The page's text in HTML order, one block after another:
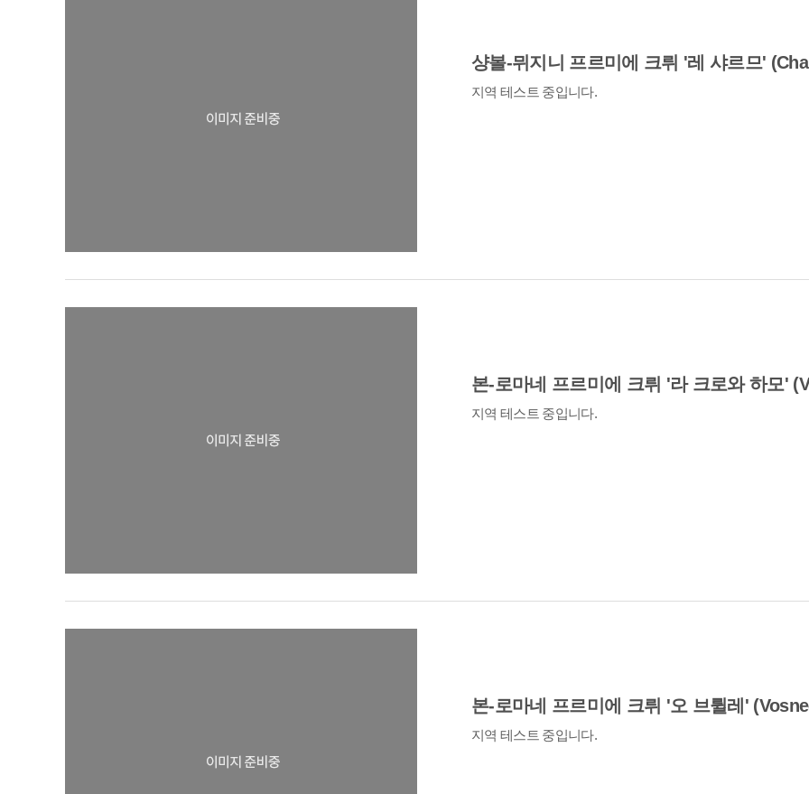
샹볼-뮈지니 프르미에 크뤼 '레 샤르므'
지역 테스트 중입니다.
본-로마네 프르미에 크뤼 '라 크로와 하모'
지역 테스트 중입니다.
본-로마네 프르미에 크뤼 '오 브륄레'
지역 테스트 중입니다.